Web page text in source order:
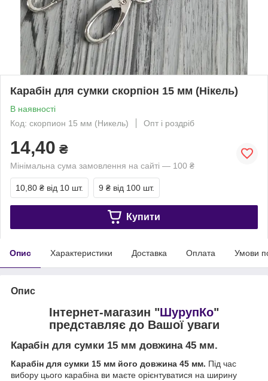
Карабін для сумки скорпіон 15 мм (Нікель)
В наявності
Код: скорпион 15 мм (Никель)
Опт і роздріб
14,40 ₴
Мінімальна сума замовлення на сайті — 100 ₴
10,80 ₴ від 10 шт. 9 ₴ від 100 шт.
Купити
Опис Характеристики Доставка Оплата Умови
Опис
Інтернет-магазин "ШурупКо"
представляє до Вашої уваги
Карабін для сумки 15 мм довжина 45 мм.
Карабін для сумки 15 мм його довжина 45 мм. Під час
вибору цього карабіна ви маєте орієнтуватися на ширину